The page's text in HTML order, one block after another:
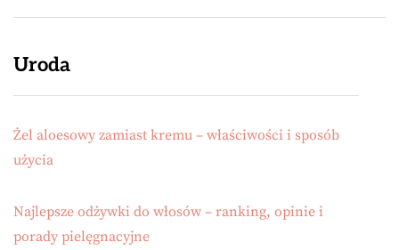
Uroda
Żel aloesowy zamiast kremu – właściwości i sposób
użycia
Najlepsze odżywki do włosów – ranking, opinie i
porady pielęgnacyjne